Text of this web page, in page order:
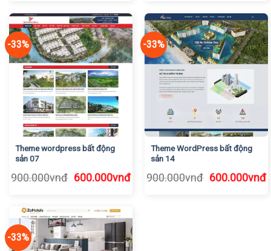
550.000vnđ.1.000.000vnđ.
là:
-33%
Theme wordpress bất động
sản 07
900.000vnđ Giá
900.000vnđ.
600.000vnđGiá
600.000vnđ.
-33%
Theme WordPress bất động
sản 14
900.000vnđ Giá
600.000vnđ
-33%